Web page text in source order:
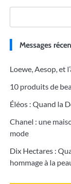
Messages
Loewe, Aesop, et
10 produits de
Éléos : Quand la
Chanel : une
mode
Dix Hectares :
hommage à la